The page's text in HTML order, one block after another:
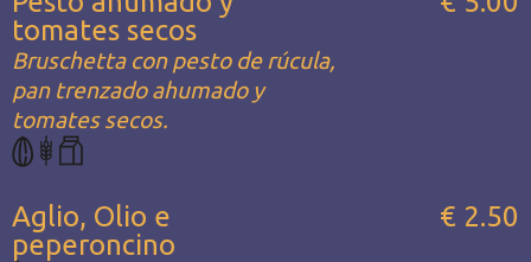
tomates secos
Bruschetta con pesto de rúcula,
pan trenzado ahumado y
tomates secos.
Aglio, Olio e
peperoncino
€ 2.50